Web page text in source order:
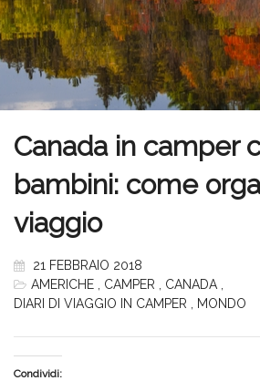
Canada in camper
bambini: come
viaggio
21 FEBBRAIO 2018
AMERICHE
CAMPER CANADA
DIARI DI VIAGGIO IN CAMPER
MONDO
Condividi: